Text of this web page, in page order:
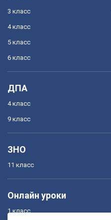
3 класс
4 класс
5 класс
6 класс
ДПА
4 класс
9 класс
ЗНО
11 класс
Онлайн уроки
1 класс